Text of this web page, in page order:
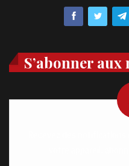
S’abonner